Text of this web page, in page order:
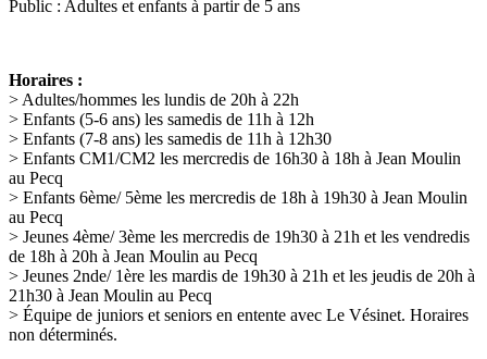
Public : Adultes et enfants à partir de 5 ans
Horaires :
> Adultes/hommes les lundis de 20h à 22h
> Enfants (5-6 ans) les samedis de 11h à 12h
> Enfants (7-8 ans) les samedis de 11h à 12h30
> Enfants CM1/CM2 les mercredis de 16h30 à 18h à Jean Moulin
au Pecq
> Enfants 6ème/ 5ème les mercredis de 18h à 19h30 à Jean Moulin
au Pecq
> Jeunes 4ème/ 3ème les mercredis de 19h30 à 21h et les vendredis
de 18h à 20h à Jean Moulin au Pecq
> Jeunes 2nde/ 1ère les mardis de 19h30 à 21h et les jeudis de 20h à
21h30 à Jean Moulin au Pecq
> Équipe de juniors et seniors en entente avec Le Vésinet. Horaires
non déterminés.